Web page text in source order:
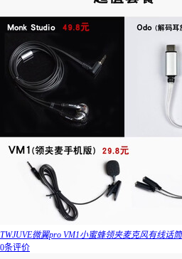
TWJUVE微翼pro VM1小蜜蜂领夹麦克风有线话
0条评价